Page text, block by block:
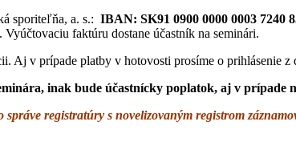
sporiteľňa, a. s.: IBAN: SK91 0900 0000 0003 7240
faktúru dostane účastník na seminári.
Aj v prípade platby v hotovosti prosíme o prihlásenie z
inak bude účastnícky poplatok, aj v prípade
registratúry s novelizovaným registrom